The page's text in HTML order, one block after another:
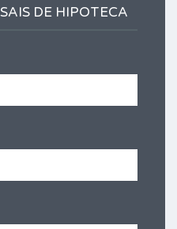
DE HIPOTECA